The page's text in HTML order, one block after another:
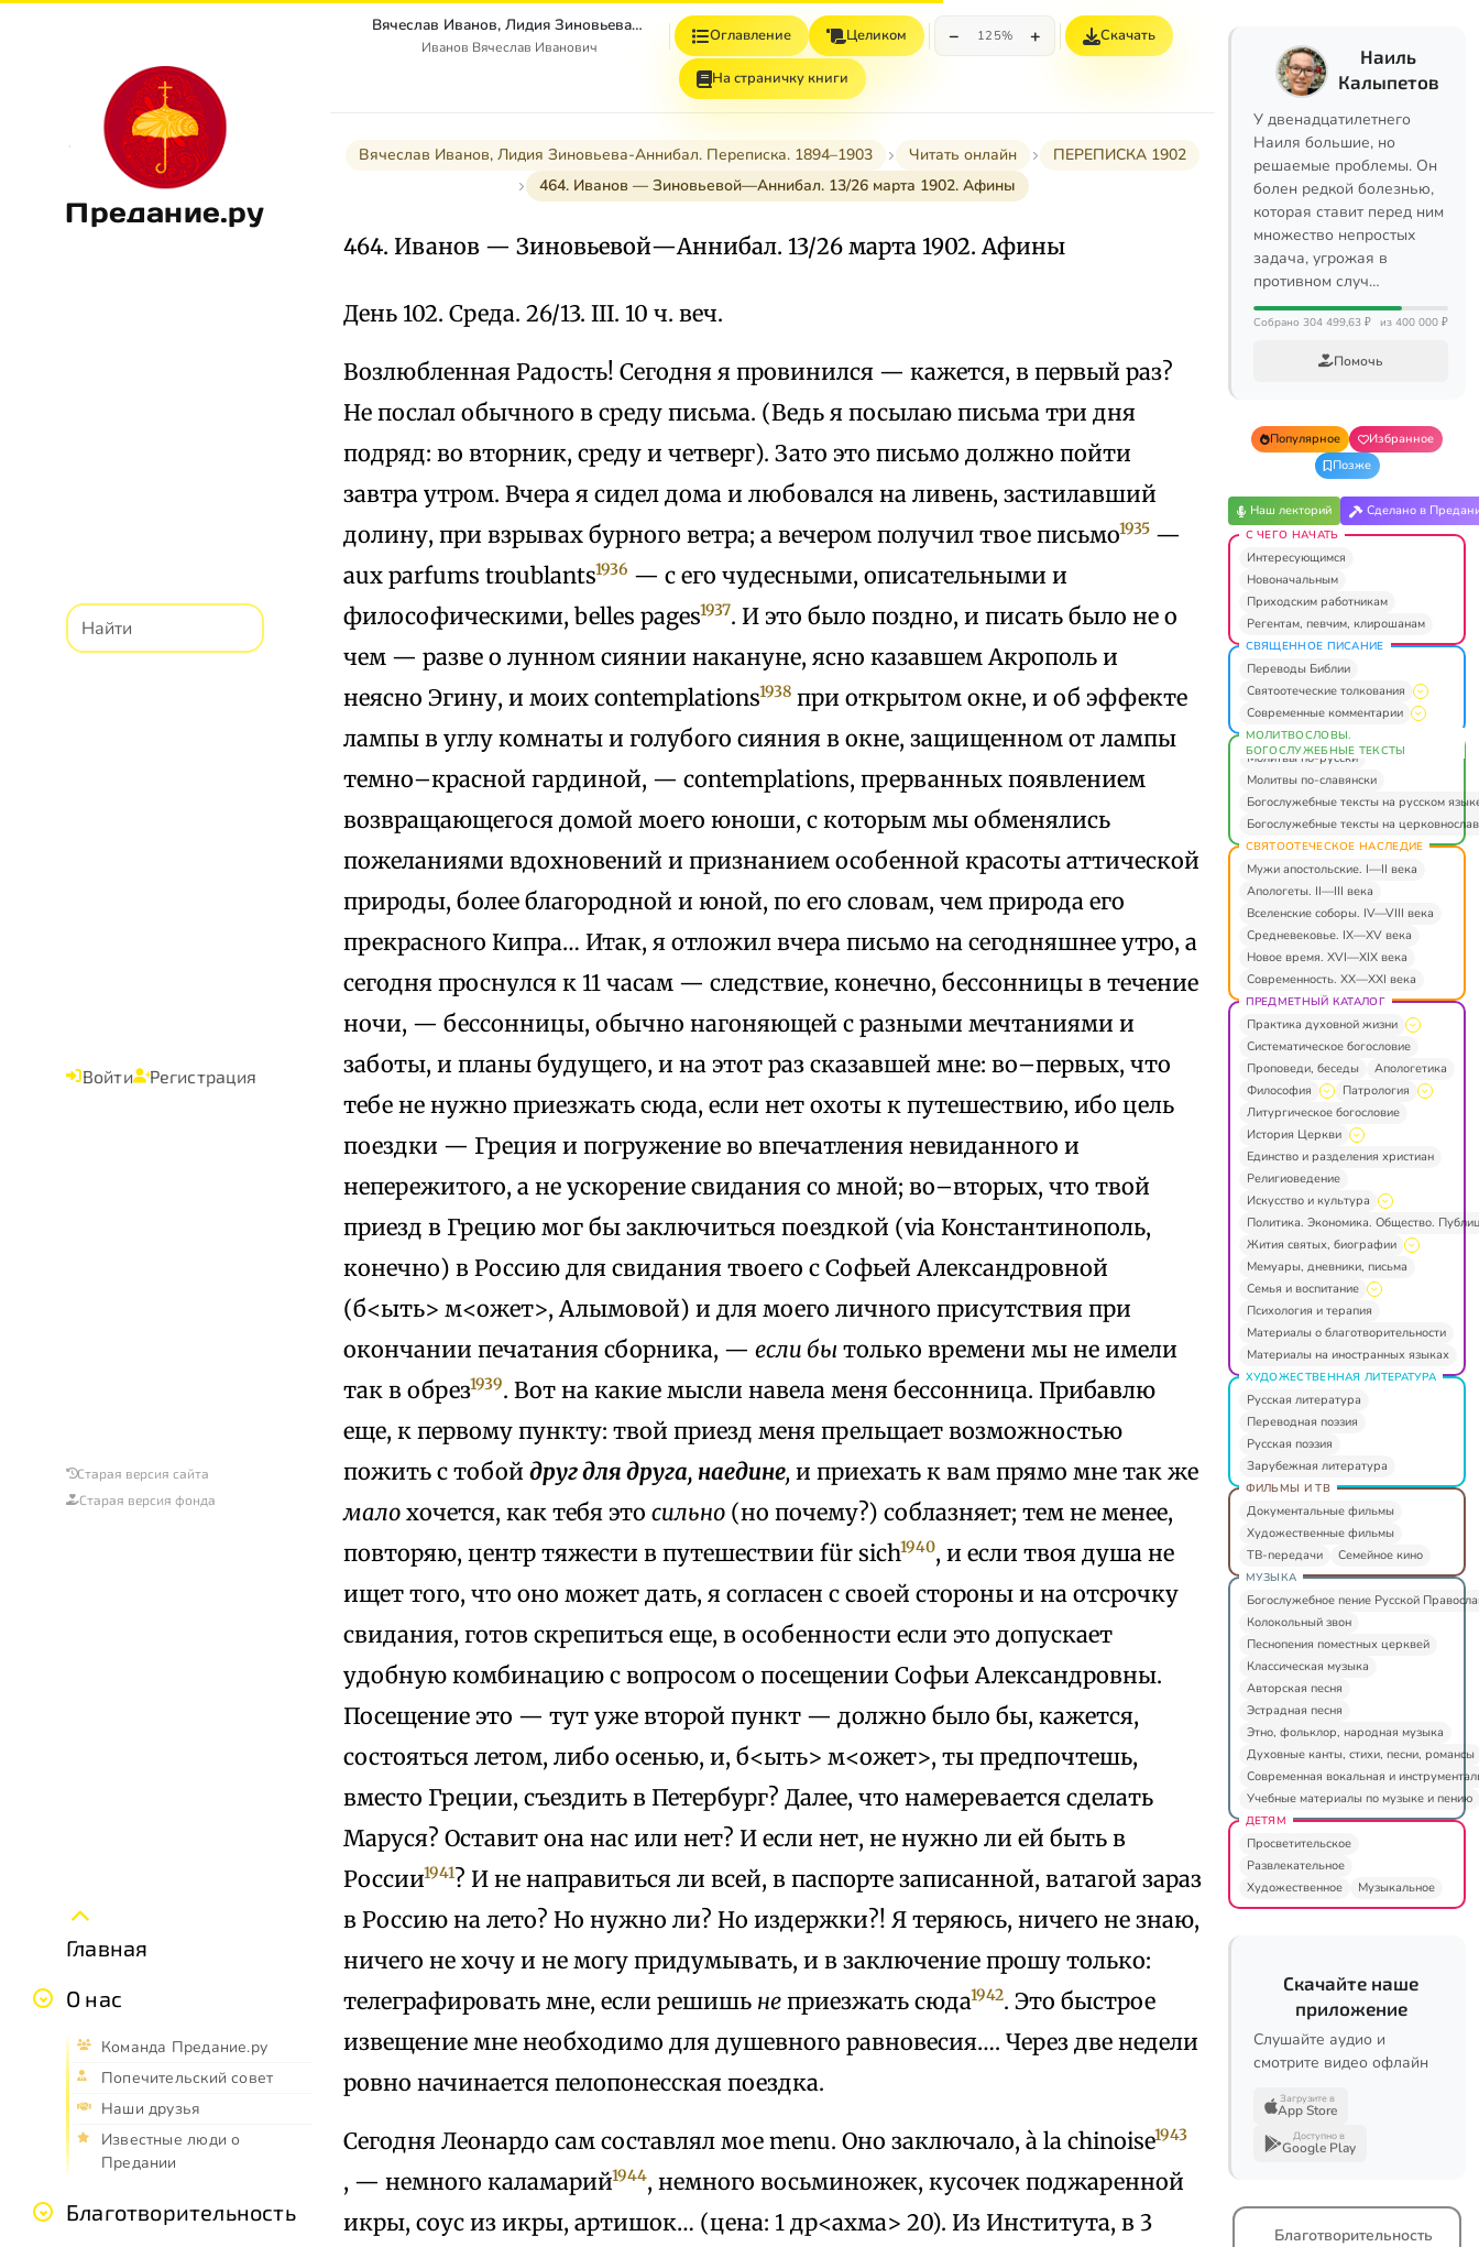
Предание.ру
Войти Регистрация
Старая версия сайта
Старая версия фонда
Главная
О нас
Команда Предание.ру
Попечительский совет
Наши друзья
Известные люди о
Предании
Благотворительность
Вячеслав Иванов, Лидия Зиновьева–Аннибал Переписка. 1894–1903. Том II
Иванов Вячеслав Иванович
Оглавление Целиком − 125% + Скачать
На страничку книги
Вячеслав Иванов, Лидия Зиновьева-Аннибал. Переписка. 1894–1903 Читать онлайн
ПЕРЕПИСКА 1902
464. Иванов — Зиновьевой—Аннибал. 13/26 марта 1902. Афины
464. Иванов — Зиновьевой—Аннибал. 13/26 марта 1902. Афины
День 102. Среда. 26/13. III. 10 ч. веч.
Возлюбленная Радость! Сегодня я провинился — кажется, в первый раз?
Не послал обычного в среду письма. (Ведь я посылаю письма три дня
подряд: во вторник, среду и четверг). Зато это письмо должно пойти
завтра утром. Вчера я сидел дома и любовался на ливень, застилавший
долину, при взрывах бурного ветра; а вечером получил твое письмо1935—
aux parfums troublants1936 — с его чудесными, описательными и
философическими, belles pages1937. И это было поздно, и писать было не о
чем — разве о лунном сиянии накануне, ясно казавшем Акрополь и
неясно Эгину, и моих contemplations1938при открытом окне, и об эффекте
лампы в углу комнаты и голубого сияния в окне, защищенном от лампы
темно–красной гардиной, — contemplations, прерванных появлением
возвращающегося домой моего юноши, с которым мы обменялись
пожеланиями вдохновений и признанием особенной красоты аттической
природы, более благородной и юной, по его словам, чем природа его
прекрасного Кипра… Итак, я отложил вчера письмо на сегодняшнее утро, а
сегодня проснулся к 11 часам — следствие, конечно, бессонницы в течение
ночи, — бессонницы, обычно нагоняющей с разными мечтаниями и
заботы, и планы будущего, и на этот раз сказавшей мне: во–первых, что
тебе не нужно приезжать сюда, если нет охоты к путешествию, ибо цель
поездки — Греция и погружение во впечатления невиданного и
непережитого, а не ускорение свидания со мной; во–вторых, что твой
приезд в Грецию мог бы заключиться поездкой (via Константинополь,
конечно) в Россию для свидания твоего с Софьей Александровной
(б<ыть> м<ожет>, Алымовой) и для моего личного присутствия при
окончании печатания сборника, — если бы только времени мы не имели
так в обрез1939. Вот на какие мысли навела меня бессонница. Прибавлю
еще, к первому пункту: твой приезд меня прельщает возможностью
пожить с тобой друг для друга, наедине, и приехать к вам прямо мне так же
мало хочется, как тебя это сильно (но почему?) соблазняет; тем не менее,
повторяю, центр тяжести в путешествии für sich1940, и если твоя душа не
ищет того, что оно может дать, я согласен с своей стороны и на отсрочку
свидания, готов скрепиться еще, в особенности если это допускает
удобную комбинацию с вопросом о посещении Софьи Александровны.
Посещение это — тут уже второй пункт — должно было бы, кажется,
состояться летом, либо осенью, и, б<ыть> м<ожет>, ты предпочтешь,
вместо Греции, съездить в Петербург? Далее, что намеревается сделать
Маруся? Оставит она нас или нет? И если нет, не нужно ли ей быть в
России1941? И не направиться ли всей, в паспорте записанной, ватагой зараз
в Россию на лето? Но нужно ли? Но издержки?! Я теряюсь, ничего не знаю,
ничего не хочу и не могу придумывать, и в заключение прошу только:
телеграфировать мне, если решишь не приезжать сюда1942. Это быстрое
извещение мне необходимо для душевного равновесия…. Через две недели
ровно начинается пелопонесская поездка.
Сегодня Леонардо сам составлял мое menu. Оно заключало, à la chinoise1943
, — немного каламарий1944, немного восьминожек, кусочек поджаренной
икры, соус из икры, артишок… (цена: 1 др<ахма> 20). Из Института, в 3
Наиль
Калыпетов
У двенадцатилетнего
Наиля большие, но
решаемые проблемы. Он
болен редкой болезнью,
которая ставит перед ним
множество непростых
задача, угрожая в
противном случ…
Собрано 304 499,63 ₽ из 400 000 ₽
Помочь
Популярное
Избранное
Позже
Наш лекторий Сделано в
С ЧЕГО НАЧАТЬ
Интересующимся
Новоначальным
Приходским работникам
Регентам, певчим, клирошанам
СВЯЩЕННОЕ ПИСАНИЕ
Переводы Библии
Святоотеческие толкования
Современные комментарии
МОЛИТВОСЛОВЫ.
БОГОСЛУЖЕБНЫЕ ТЕКСТЫ
Молитвы по-русски
Молитвы по-славянски
Богослужебные тексты на русском
Богослужебные тексты на
СВЯТООТЕЧЕСКОЕ НАСЛЕДИЕ
Мужи апостольские. I—II века
Апологеты. II—III века
Вселенские соборы. IV—VIII века
Средневековье. IX—XV века
Новое время. XVI—XIX века
Современность. XX—XXI века
ПРЕДМЕТНЫЙ КАТАЛОГ
Практика духовной жизни
Систематическое богословие
Проповеди, беседы
Апологетика
Философия
Патрология
Литургическое богословие
История Церкви
Единство и разделения христиан
Религиоведение
Искусство и культура
Политика. Экономика. Общество.
Жития святых, биографии
Мемуары, дневники, письма
Семья и воспитание
Психология и терапия
Материалы о благотворительности
Материалы на иностранных языках
ХУДОЖЕСТВЕННАЯ ЛИТЕРАТУРА
Русская литература
Переводная поэзия
Русская поэзия
Зарубежная литература
ФИЛЬМЫ И ТВ
Документальные фильмы
Художественные фильмы
ТВ-передачи
Семейное кино
МУЗЫКА
Богослужебное пение Русской
Колокольный звон
Песнопения поместных церквей
Классическая музыка
Авторская песня
Эстрадная песня
Этно, фольклор, народная музыка
Духовные канты, стихи, песни, романсы
Современная вокальная и
Учебные материалы по музыке и пению
ДЕТЯМ
Просветительское
Развлекательное
Художественное
Музыкальное
Скачайте наше
приложение
Слушайте аудио и
смотрите видео офлайн
Загрузите в
App Store
Доступно в
Google Play
Благотворительность